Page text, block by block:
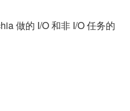
做的 I/O 和非 I/O 任务的